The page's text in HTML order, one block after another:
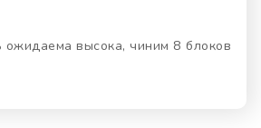
ожидаема высока, чиним 8 блоков